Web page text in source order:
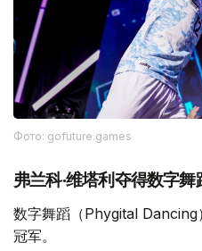
Фото: gofuture.games
弗兰科·维塔利夺得数字舞
数字舞蹈（Phygital Dancing
冠军。